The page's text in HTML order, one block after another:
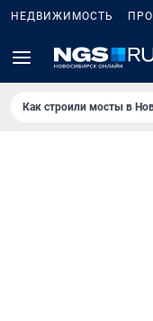
НЕДВИЖИМОСТЬ
Как строили мосты в